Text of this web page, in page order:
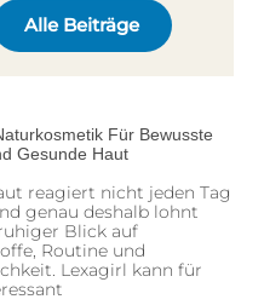
Alle Beiträge
Für Bewusste
Gesunde Haut
reagiert nicht jeden Tag
genau deshalb lohnt
Blick auf
Routine und
Lexagirl kann für